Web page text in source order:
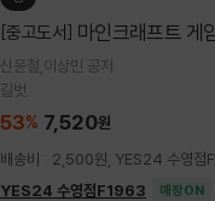
[중고도서] 마인크래프트 게
신윤철,이상민 공저
길벗
53% 7,520원
배송비 : 2,500원, YES24 수영점
YES24 수영점F1963
매장ON